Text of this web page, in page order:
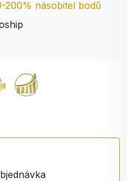
200% násobitel bodů